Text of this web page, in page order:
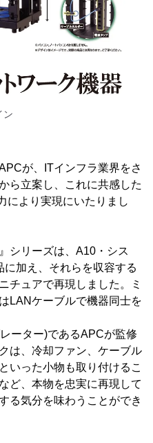
ン
が、ITインフラ業界をさ
ら立案し、これに共感した
により実現にいたりまし
シリーズは、A10・シス
加え、それらを収容する
チュアで再現しました。ミ
LANケーブルで機器同士を
ーター)であるAPCが監修
は、冷却ファン、ケーブル
いった小物も取り付けるこ
ど、本物を忠実に再現して
る気分を味わうことができ